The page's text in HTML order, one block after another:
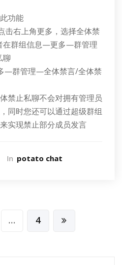
功能
击右上角更多，选择全体禁
在群组信息—更多—群管理
聊
—群管理—全体禁言/全体禁
禁止私聊不会对拥有管理员
同时您还可以通过超级群组
实现禁止部分成员发言
In potato chat
… 4